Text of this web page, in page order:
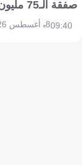
صفقة الـ75 مليون إسترليني؟
09:408 أغسطس 2026